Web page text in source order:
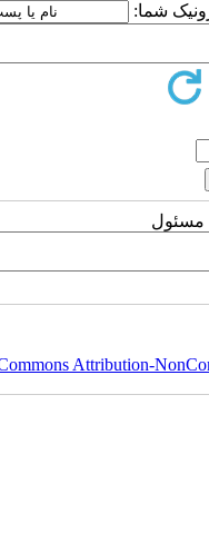
شما:
مسئول
Attribution-